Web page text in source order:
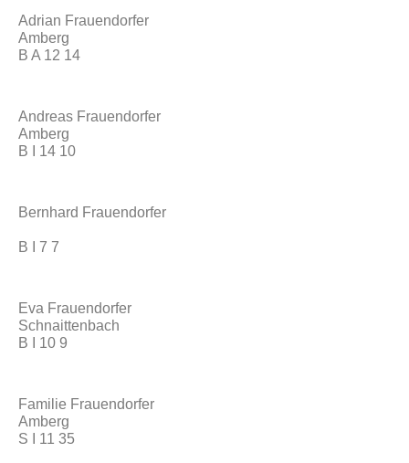
Adrian Frauendorfer
Amberg
B A 12 14
Andreas Frauendorfer
Amberg
B I 14 10
Bernhard Frauendorfer
B I 7 7
Eva Frauendorfer
Schnaittenbach
B I 10 9
Familie Frauendorfer
Amberg
S I 11 35